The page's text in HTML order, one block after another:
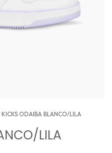
KICKS ODAIBA BLANCO/LILA
LILA